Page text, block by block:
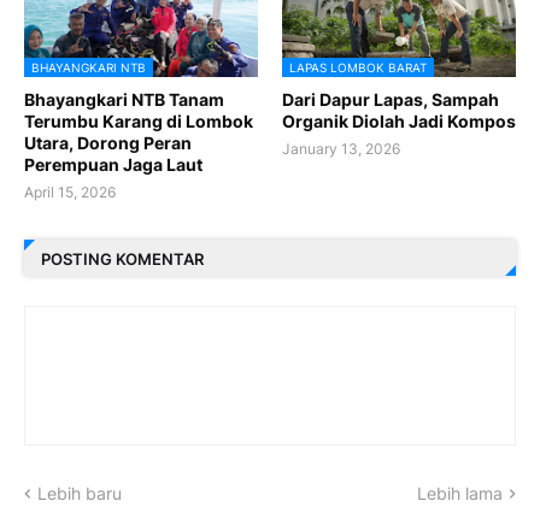
BHAYANGKARI NTB
Bhayangkari NTB Tanam
Terumbu Karang di Lombok
Utara, Dorong Peran
Perempuan Jaga Laut
April 15, 2026
LAPAS LOMBOK BARAT
Dari Dapur Lapas, Sampah
Organik Diolah Jadi Kompos
January 13, 2026
POSTING KOMENTAR
Lebih baru Lebih lama